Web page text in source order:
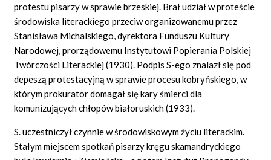
protestu pisarzy w sprawie brzeskiej. Brał udział w proteście
środowiska literackiego przeciw organizowanemu przez
Stanisława Michalskiego, dyrektora Funduszu Kultury
Narodowej, prorządowemu Instytutowi Popierania Polskiej
Twórczości Literackiej (1930). Podpis S-ego znalazł się pod
depeszą protestacyjną w sprawie procesu kobryńskiego, w
którym prokurator domagał się kary śmierci dla
komunizujących chłopów białoruskich (1933).
S. uczestniczył czynnie w środowiskowym życiu literackim.
Stałym miejscem spotkań pisarzy kręgu skamandryckiego